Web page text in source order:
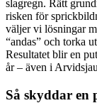
slagregn. Rätt
risken för
väljer vi lösningar
“andas” och torka
Resultatet blir en
år – även i
Så skyddar en